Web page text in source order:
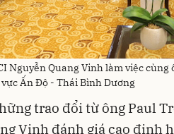
Nguyễn Quang Vinh làm việc
Ấn Độ - Thái Bình Dương
trao đổi từ ông Paul
Vinh đánh giá cao định